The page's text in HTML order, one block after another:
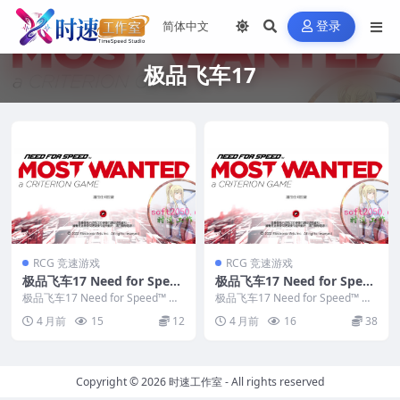
登录
极品飞车17
RCG 竞速游戏
极品飞车17 Need for Speed
™ Most Wanted WIN游戏
PC电脑游戏 适配系统WIND
OWS
极品飞车17 Need for Speed™ Mo
4 月前 15 12
RCG 竞速游戏
极品飞车17 Need for Speed
™ Most Wanted MAC游戏
苹果电脑游戏 适配苹果OS系
统macOS
极品飞车17 Need for Speed™ Mo
4 月前 16 38
Copyright © 2026时速工作室- All rights reserved